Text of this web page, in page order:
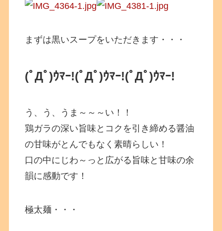
まずは黒いスープをいただきます・・・
(ﾟДﾟ)ｳﾏｰ!(ﾟДﾟ)ｳﾏｰ!(ﾟДﾟ)ｳﾏｰ!
う、う、うま～～～い！！
鶏ガラの深い旨味とコクを引き締める醤油
の甘味がとんでもなく素晴らしい！
口の中にじわ～っと広がる旨味と甘味の余
韻に感動です！
極太麺・・・